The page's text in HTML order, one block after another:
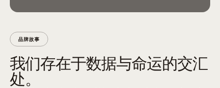
品牌故事
我们存在于数据与命运的交汇
处。